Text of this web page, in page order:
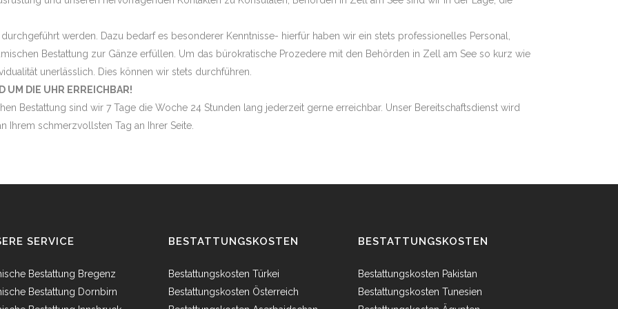
werden. Dazu bedarf es besonderer Kenntnisse- hierfür haben wir ein stets professionelles Personal,
Bestattung zur Gänze erfüllen. Um das bürokratische Prozedere mit den Behörden in Zell am See so kurz wie
unerlässlich. Dies können wir stets durchführen.
DIE UHR ERREICHBAR!
Bestattung sind wir 7 Tage die Woche 24 Stunden lang jederzeit gerne erreichbar. Unser Bereitschaftsdienst wird
Ihrem schmerzvollsten Tag an Ihrer Seite.
SERVICE
Bestattung Bregenz
Bestattung Dornbirn
BESTATTUNGSKOSTEN
Bestattungskosten Türkei
Bestattungskosten Österreich
BESTATTUNGSKOSTEN
Bestattungskosten Pakistan
Bestattungskosten Tunesien